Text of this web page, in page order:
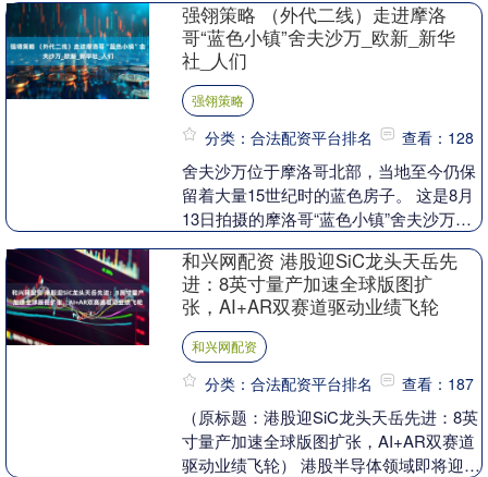
学药品2.2/2....
强翎策略 （外代二线）走进摩洛
哥“蓝色小镇”舍夫沙万_欧新_新华
社_人们
强翎策略
分类：合法配资平台排名 查看：128
舍夫沙万位于摩洛哥北部，当地至今仍保
留着大量15世纪时的蓝色房子。 这是8月
13日拍摄的摩洛哥“蓝色小镇”舍夫沙万一
洛....
和兴网配资 港股迎SiC龙头天岳先
进：8英寸量产加速全球版图扩
张，AI+AR双赛道驱动业绩飞轮
和兴网配资
分类：合法配资平台排名 查看：187
（原标题：港股迎SiC龙头天岳先进：8英
寸量产加速全球版图扩张，AI+AR双赛道
驱动业绩飞轮） 港股半导体领域即将迎来